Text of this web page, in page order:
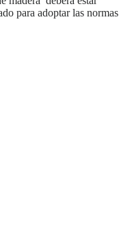
para adoptar las normas